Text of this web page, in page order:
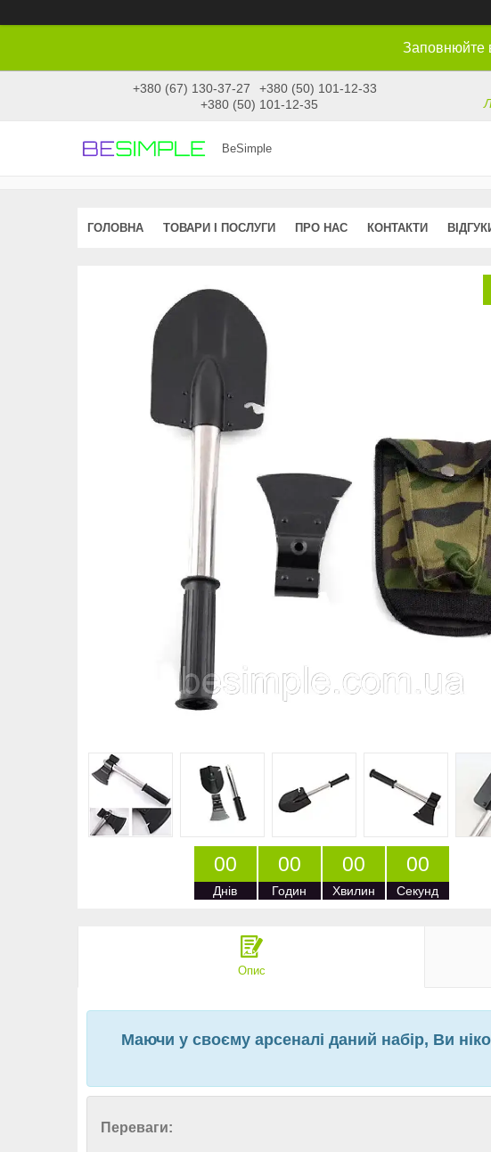
Заповнюйте
+380 (67) 130-37-27
+380 (50) 101-12-33
+380 (50) 101-12-35
BeSimple
ГОЛОВНА ТОВАРИ І ПОСЛУГИ ПРО НАС КОНТАКТИ
00
Днів
00
Годин
00
Хвилин
00
Секунд
Опис
Маючи у своєму арсеналі даний набір, Ви
Переваги: